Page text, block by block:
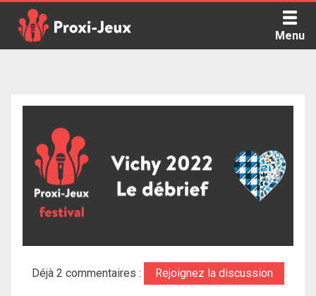
content
Menu
Déjà 2 commentaires : Rejoignez la discussion